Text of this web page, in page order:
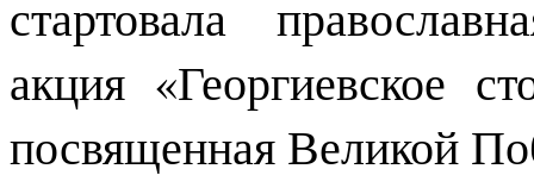
стартовала
акция «Георгиевское
посвященная Великой